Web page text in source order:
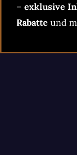
– exklusive
Rabatte und